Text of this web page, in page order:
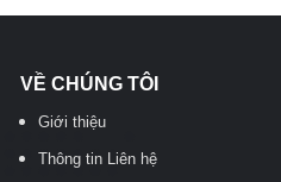
VỀ CHÚNG TÔI
Giới thiệu
Thông tin Liên hệ